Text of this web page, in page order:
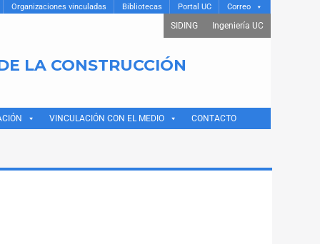
Organizaciones vinculadas Bibliotecas Portal UC Correo
SIDING Ingeniería UC
LA CONSTRUCCIÓN
VINCULACIÓN CON EL MEDIO CONTACTO